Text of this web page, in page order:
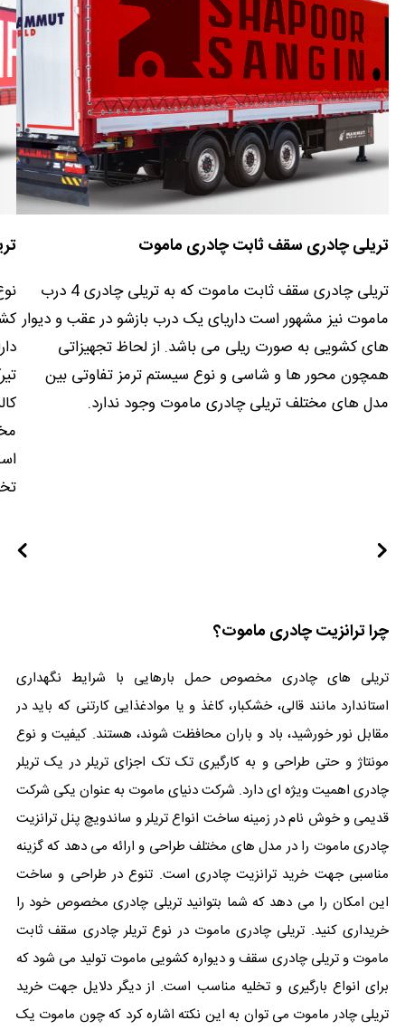
تریلی چادری سقف ثابت چادری ماموت
تریلی چادری سقف ثابت ماموت که به تریلی چادری 4 درب
ماموت نیز مشهور است داریای یک درب بازشو در عقب و دیوار
های کشویی به صورت ریلی می باشد. از لحاظ تجهیزاتی
همچون محور ها و شاسی و نوع سیستم ترمز تفاوتی بین
مدل های مختلف تریلی چادری ماموت وجود ندارد.
چرا ترانزیت چادری ماموت؟
تریلی های چادری مخصوص حمل بارهایی با شرایط نگهداری
استاندارد مانند قالی، خشکبار، کاغذ و یا موادغذایی کارتنی که باید در
مقابل نور خورشید، باد و باران محافظت شوند، هستند. کیفیت و نوع
مونتاژ و حتی طراحی و به کارگیری تک تک اجزای تریلر در یک تریلر
چادری اهمیت ویژه ای دارد. شرکت دنیای ماموت به عنوان یکی شرکت
قدیمی و خوش نام در زمینه ساخت انواع تریلر و ساندویچ پنل ترانزیت
چادری ماموت را در مدل های مختلف طراحی و ارائه می دهد که گزینه
مناسبی جهت خرید ترانزیت چادری است. تنوع در طراحی و ساخت
این امکان را می دهد که شما بتوانید تریلی چادری مخصوص خود را
خریداری کنید. تریلی چادری ماموت در نوع تریلر چادری سقف ثابت
ماموت و تریلی چادری سقف و دیواره کشویی ماموت تولید می شود که
برای انواع بارگیری و تخلیه مناسب است. از دیگر دلایل جهت خرید
تریلی چادر ماموت می توان به این نکته اشاره کرد که چون ماموت یک